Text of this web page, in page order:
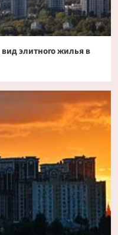
снижение биткоина
элитного жилья в